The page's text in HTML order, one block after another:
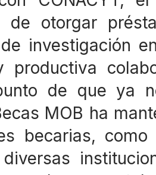
de otorgar
investigación
productiva
de que ya
MOB ha
becarias,